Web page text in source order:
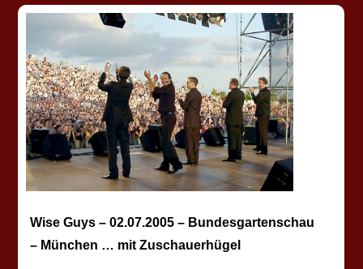
Wise Guys – 02.07.2005 – Bundesgartenschau
– München … mit Zuschauerhügel